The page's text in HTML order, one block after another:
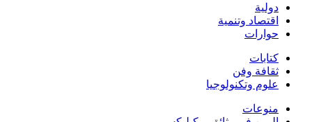
دولية
اقتصاد وتنمية
حوارات
كتابات
ثقافة وفن
علوم وتكنولوجيا
منوعات